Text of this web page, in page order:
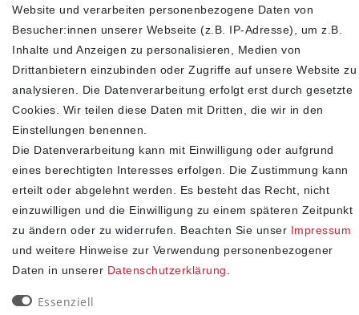
Armband Edelstahl VSPEN2821
240,00 € 129,00 €
inkl. ges. MwSt.zzgl.Versandkosten
In den Warenkorb
Impressum
Daten­schutz­erklärung
AGB
Widerrufs­recht
Kontakt
Website und verarbeiten personenbezogene Daten von
Besucher:innen unserer Webseite (z.B. IP-Adresse), um z.B.
Inhalte und Anzeigen zu personalisieren, Medien von
Drittanbietern einzubinden oder Zugriffe auf unsere Website zu
analysieren. Die Datenverarbeitung erfolgt erst durch gesetzte
Cookies. Wir teilen diese Daten mit Dritten, die wir in den
Einstellungen benennen.
Die Datenverarbeitung kann mit Einwilligung oder aufgrund
eines berechtigten Interesses erfolgen. Die Zustimmung kann
erteilt oder abgelehnt werden. Es besteht das Recht, nicht
einzuwilligen und die Einwilligung zu einem späteren Zeitpunkt
zu ändern oder zu widerrufen. Beachten Sie unser Impressum
und weitere Hinweise zur Verwendung personenbezogener
Daten in unserer Daten­schutz­erklärung
Essenziell